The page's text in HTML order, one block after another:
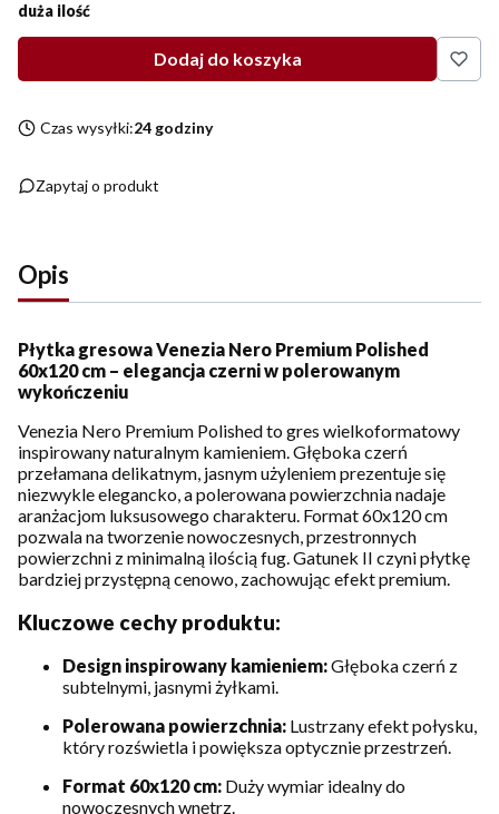
duża ilość
Dodaj do koszyka
Czas wysyłki:24 godziny
Zapytaj o produkt
Opis
Płytka gresowa Venezia Nero Premium Polished
60x120 cm – elegancja czerni w polerowanym
wykończeniu
Venezia Nero Premium Polished to gres wielkoformatowy
inspirowany naturalnym kamieniem. Głęboka czerń
przełamana delikatnym, jasnym użyleniem prezentuje się
niezwykle elegancko, a polerowana powierzchnia nadaje
aranżacjom luksusowego charakteru. Format 60x120 cm
pozwala na tworzenie nowoczesnych, przestronnych
powierzchni z minimalną ilością fug. Gatunek II czyni płytkę
bardziej przystępną cenowo, zachowując efekt premium.
Kluczowe cechy produktu:
Design inspirowany kamieniem:Głęboka czerń z
subtelnymi, jasnymi żyłkami.
Polerowana powierzchnia: Lustrzany efekt połysku,
który rozświetla i powiększa optycznie przestrzeń.
Format 60x120 cm: Duży wymiar idealny do
nowoczesnych wnętrz.